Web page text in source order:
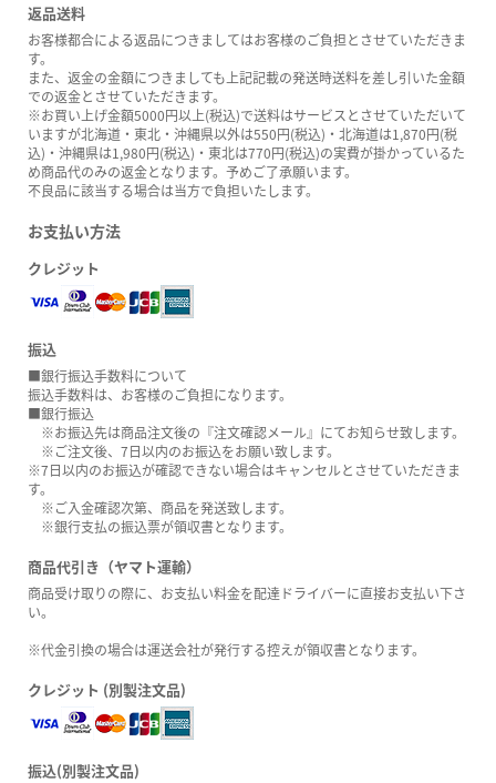
返品送料
お客様都合による返品につきましてはお客様のご負担とさせていただきま
す。
また、返金の金額につきましても上記記載の発送時送料を差し引いた金額
での返金とさせていただきます。
※お買い上げ金額5000円以上(税込)で送料はサービスとさせていただいて
いますが北海道・東北・沖縄県以外は550円(税込)・北海道は1,870円(税
込)・沖縄県は1,980円(税込)・東北は770円(税込)の実費が掛かっているた
め商品代のみの返金となります。予めご了承願います。
不良品に該当する場合は当方で負担いたします。
お支払い方法
クレジット
振込
■銀行振込手数料について
振込手数料は、お客様のご負担になります。
■銀行振込
※お振込先は商品注文後の『注文確認メール』にてお知らせ致します。
※ご注文後、7日以内のお振込をお願い致します。
※7日以内のお振込が確認できない場合はキャンセルとさせていただきま
す。
※ご入金確認次第、商品を発送致します。
※銀行支払の振込票が領収書となります。
商品代引き（ヤマト運輸）
商品受け取りの際に、お支払い料金を配達ドライバーに直接お支払い下さ
い。
※代金引換の場合は運送会社が発行する控えが領収書となります。
クレジット (別製注文品)
振込(別製注文品)